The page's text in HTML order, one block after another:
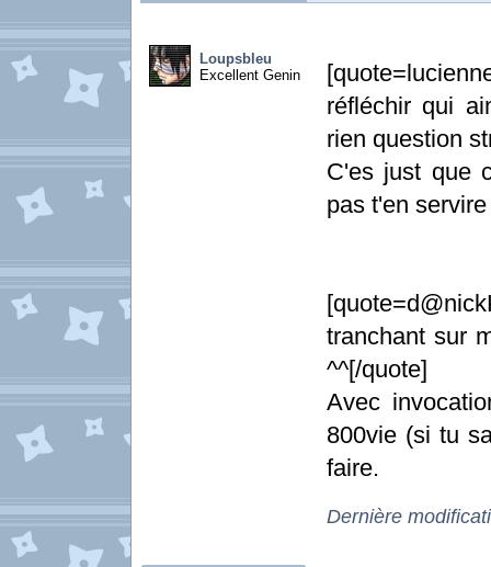
Loupsbleu
Excellent Genin
réfléchir qui
rien question
C'es just que
pas t'en
tranchant sur
^^[/quote]
Avec
800vie (si tu
faire.
Dernière